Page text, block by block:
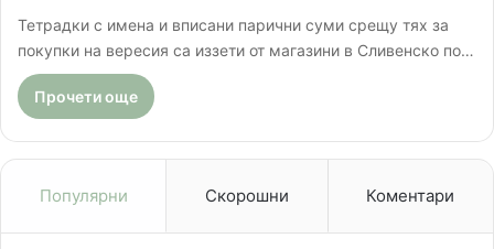
Тетрадки с имена и вписани парични суми срещу тях за
покупки на вересия са иззети от магазини в Сливенско по…
Прочети още
Популярни Скорошни Коментари